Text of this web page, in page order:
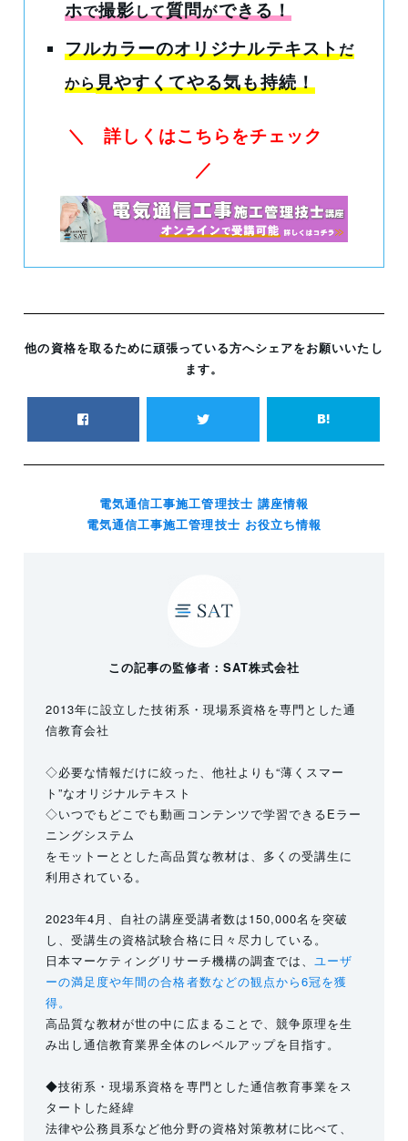
ホで撮影して質問ができる！
フルカラーのオリジナルテキストだ
から見やすくてやる気も持続！
＼ 詳しくはこちらをチェック
／
他の資格を取るために頑張っている方へシェアをお願いいたし
ます。
電気通信工事施工管理技士 講座情報
電気通信工事施工管理技士 お役立ち情報
この記事の監修者：SAT株式会社
2013年に設立した技術系・現場系資格を専門とした通
信教育会社
◇必要な情報だけに絞った、他社よりも“薄くスマー
ト”なオリジナルテキスト
◇いつでもどこでも動画コンテンツで学習できるEラー
ニングシステム
をモットーととした高品質な教材は、多くの受講生に
利用されている。
2023年4月、自社の講座受講者数は150,000名を突破
し、受講生の資格試験合格に日々尽力している。
日本マーケティングリサーチ機構の調査では、 ユーザ
ーの満足度や年間の合格者数などの観点から6冠を獲
得。
高品質な教材が世の中に広まることで、競争原理を生
み出し通信教育業界全体のレベルアップを目指す。
◆技術系・現場系資格を専門とした通信教育事業をス
タートした経緯
法律や公務員系など他分野の資格対策教材に比べて、